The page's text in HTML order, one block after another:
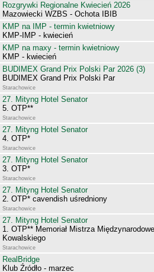
Rozgrywki Regionalne Kwiecień 2026
Mazowiecki WZBS - Ochota IBIB
KMP na IMP - termin kwietniowy
KMP-IMP - kwiecień
KMP na maxy - termin kwietniowy
KMP - kwiecień
BUDIMEX Grand Prix Polski Par 2026 (3)
BUDIMEX Grand Prix Polski Par
Starachowice
27. Mityng Hotel Senator
5. OTP**
Starachowice
27. Mityng Hotel Senator
4. OTP*
Starachowice
27. Mityng Hotel Senator
3. OTP*
Starachowice
27. Mityng Hotel Senator
2. OTP* cavendish uśredniony
Starachowice
27. Mityng Hotel Senator
1. OTP** Memoriał Mistrza
Kowalskiego
Starachowice
RealBridge
Klub Źródło - marzec